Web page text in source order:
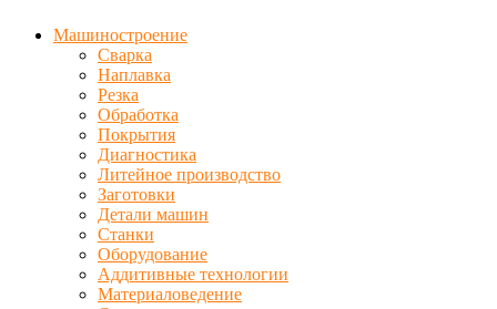
Машиностроение
Сварка
Наплавка
Резка
Обработка
Покрытия
Диагностика
Литейное производство
Заготовки
Детали машин
Станки
Оборудование
Аддитивные технологии
Материаловедение